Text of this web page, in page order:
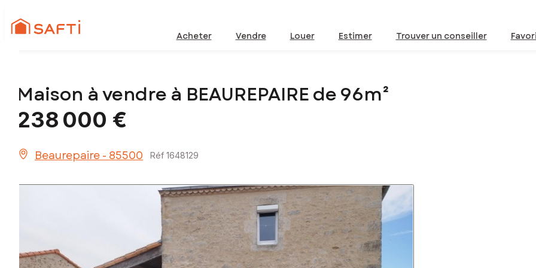
Acheter Vendre Louer Estimer Trouver un conseiller
Maison à vendre à BEAUREPAIRE de 96m²
238 000 €
Beaurepaire - 85500 Réf 1648129